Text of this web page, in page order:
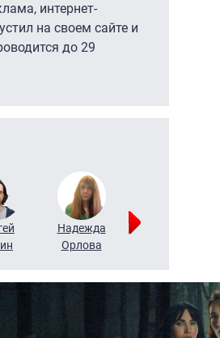
интернет-
на своем сайте и
до 29
Надежда
Орлова